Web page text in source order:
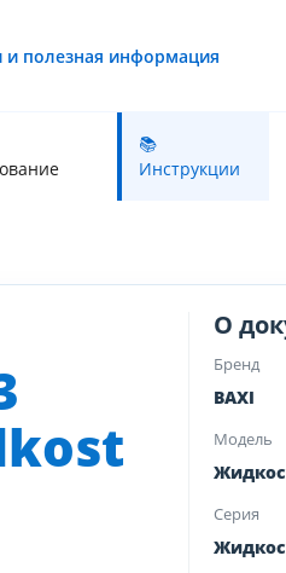
и полезная информация
📚
Инструкции
О
Бренд
BAXI
Модель
Серия